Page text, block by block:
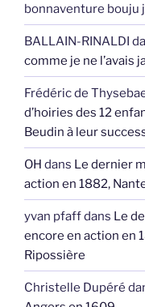
bonnaventure bouju
BALLAIN-RINALDI
comme je ne l’avais
Frédéric de
d’hoiries des 12
Beudin à leur
OH dans Le dernier
action en 1882,
yvan pfaffdans Le
encore en action en
Ripossière
Christelle Dupéré